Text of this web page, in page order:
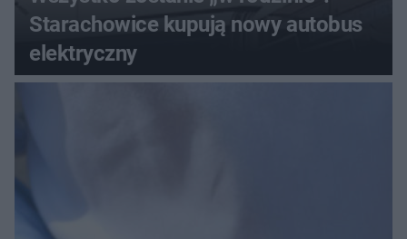
Starachowice kupują nowy autobus
elektryczny